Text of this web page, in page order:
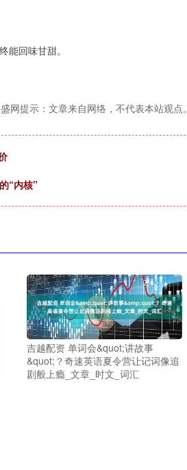
回味甘甜。
网提示：文章来自网络，不代表本站观点。
“内核”
吉越配资 单词会&quot;讲故事
&quot;？奇速英语夏令营让记词像追
剧般上瘾_文章_时文_词汇